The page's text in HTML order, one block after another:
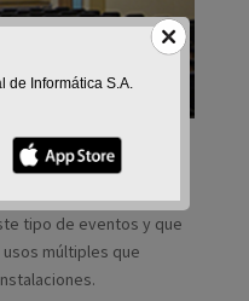
centro de congresos
dotado de la
tipo de eventos y que
múltiples que
de Informática S.A.